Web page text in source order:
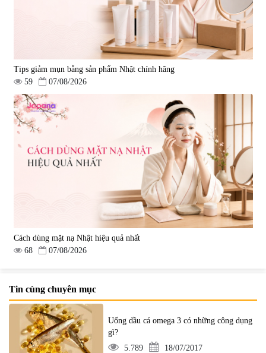
Tips giảm mụn bằng sản phẩm Nhật chính hãng
59
07/08/2026
Cách dùng mặt nạ Nhật hiệu quả nhất
68
07/08/2026
Tin cùng chuyên mục
Uống dầu cá omega 3 có những công dụng
gì?
5.789
18/07/2017